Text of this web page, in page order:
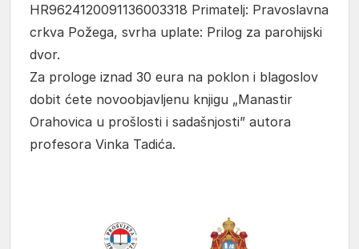
HR9624120091136003318 Primatelj: Pravoslavna
crkva Požega, svrha uplate: Prilog za parohijski
dvor.
Za prologe iznad 30 eura na poklon i blagoslov
dobit ćete novoobjavljenu knjigu „Manastir
Orahovica u prošlosti i sadašnjosti” autora
profesora Vinka Tadića.